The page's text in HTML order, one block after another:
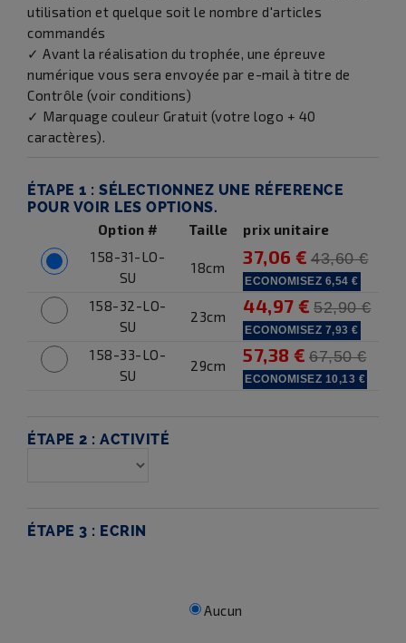
utilisation et quelque soit le nombre d'articles
commandés
✓ Avant la réalisation du trophée, une épreuve
numérique vous sera envoyée par e-mail à titre de
Contrôle (voir conditions)
✓ Marquage couleur Gratuit (votre logo + 40
caractères).
ÉTAPE 1 : SÉLECTIONNEZ UNE RÉFERENCE
POUR VOIR LES OPTIONS.
Option # Taille
prix unitaire
158-31-LO-
SU
18cm 37,06 € 43,60 €
ECONOMISEZ 6,54 €
158-32-LO-
SU
23cm 44,97 € 52,90 €
ECONOMISEZ 7,93 €
158-33-LO-
SU
29cm 57,38 € 67,50 €
ECONOMISEZ 10,13 €
ÉTAPE 2 : ACTIVITÉ
ÉTAPE 3 : ECRIN
Aucun